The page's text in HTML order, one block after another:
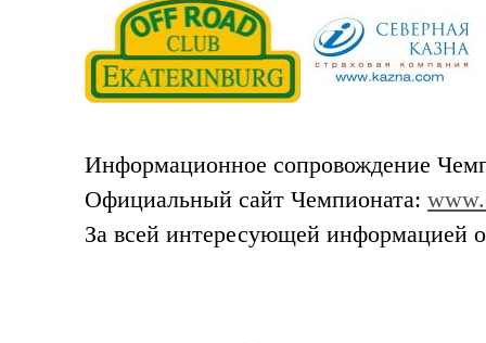
Информационное сопровождение
Официальный сайт Чемпионата:
За всей интересующей информацией